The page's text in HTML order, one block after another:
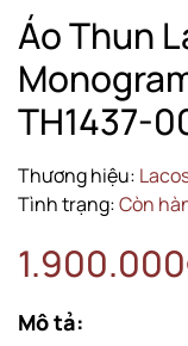
Áo Thun
TH1437-
Thương hiệu:
Tình trạng:Còn
Mô tả: